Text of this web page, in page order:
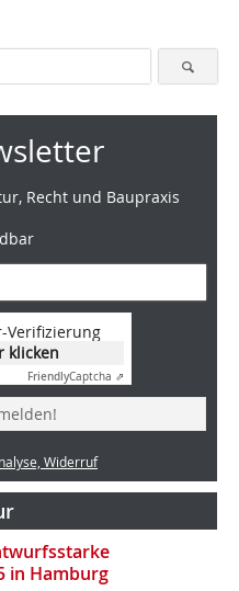
Recht und Baupraxis
Verifizierung
klicken
FriendlyCaptcha ⇗
Widerruf
in Hamburg